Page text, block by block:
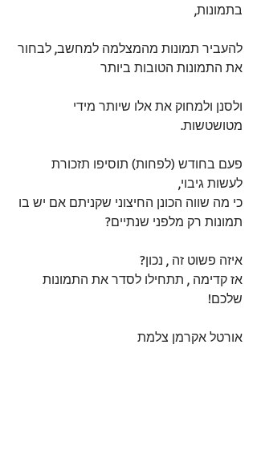
בתמונות,
להעביר תמונות מהמצלמה למחשב, לבחור
את התמונות הטובות ביותר
ולסנן ולמחוק את אלו שיותר מידי
מטושטשות.
פעם בחודש (לפחות) תוסיפו תזכורת
לעשות גיבוי,
כי מה שווה הכונן החיצוני שקניתם אם יש בו
תמונות רק מלפני שנתיים?
איזה פשוט זה , נכון?
אז קדימה , תתחילו לסדר את התמונות
שלכם!
אורטל אקרמן צלמת